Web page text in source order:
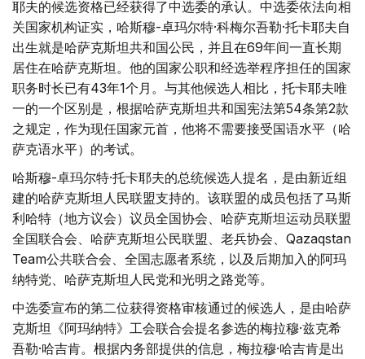
耶夫的候选资格已经获得了中选委的承认。中选委依法向相
关国家机构证实，哈斯穆-卓玛尔特·科梅尔吾勒·托卡耶夫自
出生就是哈萨克斯坦共和国公民，并且在69年间一直长期
居住在哈萨克斯坦。他的国家公职和经选举程序担任的国家
职务时长已有43年1个月。与其他候选人相比，托卡耶夫唯
一的一个区别是，根据哈萨克斯坦共和国宪法第54条第2款
之规定，作为现任国家元首，他将不需要接受国语水平（哈
萨克语水平）的考试。
哈斯穆-卓玛尔特·托卡耶夫的总统候选人提名，是由新近组
建的哈萨克斯坦人民联盟支持的。该联盟的成员包括了马斯
利哈特（地方议会）议员全国协会、哈萨克斯坦运动员联盟
全国联合会、哈萨克斯坦公民联盟、老兵协会、Qazaqstan
Team公共联合会、全国志愿者系统，以及后期加入的阿玛
纳特党、哈萨克斯坦人民党和光明之路党等。
中选委宣布的第二位获得资格审核通过的候选人，是由哈萨
克斯坦《阿玛纳特》工会联合会提名参选的梅拉穆·兹克希
吾勒·哈吉肯。根据内务部提供的信息，梅拉穆·哈吉肯是出